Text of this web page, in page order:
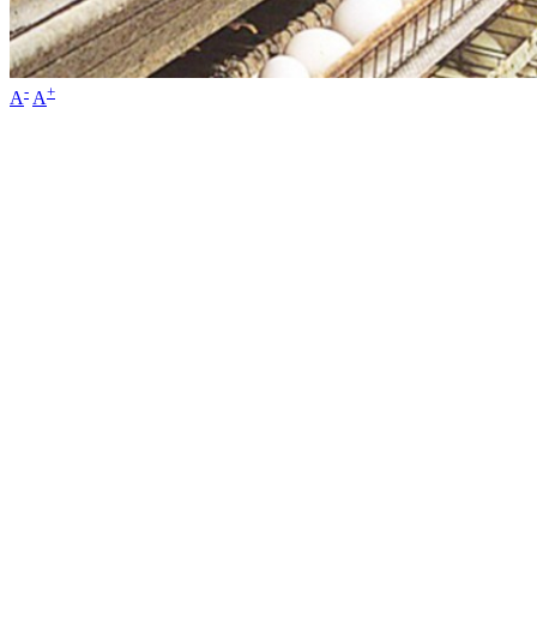
A- A+